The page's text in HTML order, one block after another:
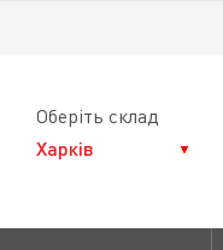
Оберіть склад